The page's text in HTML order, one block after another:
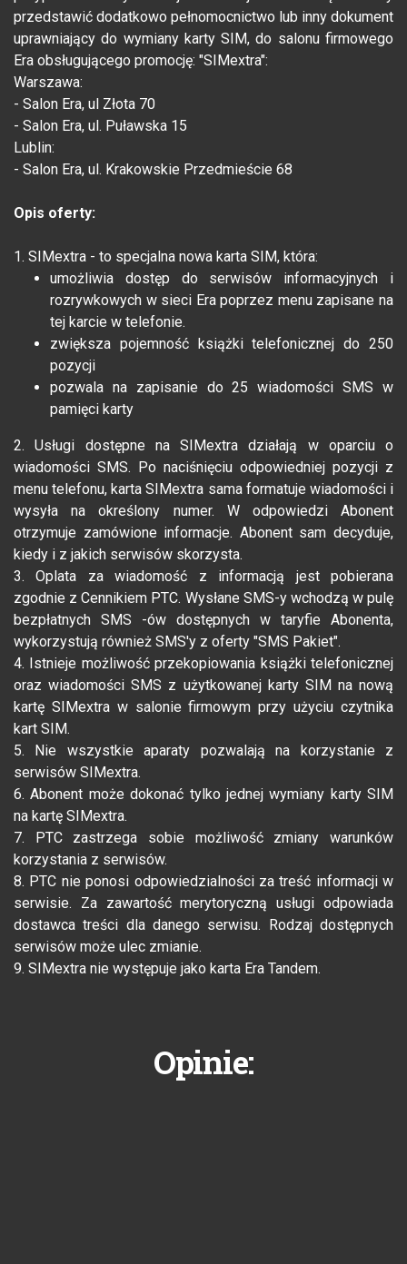
przedstawić dodatkowo pełnomocnictwo lub inny dokument
uprawniający do wymiany karty SIM, do salonu firmowego
Era obsługującego promocję: "SIMextra":
Warszawa:
- Salon Era, ul Złota 70
- Salon Era, ul. Puławska 15
Lublin:
- Salon Era, ul. Krakowskie Przedmieście 68
Opis oferty:
1. SIMextra - to specjalna nowa karta SIM, która:
umożliwia dostęp do serwisów informacyjnych i
rozrywkowych w sieci Era poprzez menu zapisane na
tej karcie w telefonie.
zwiększa pojemność książki telefonicznej do 250
pozycji
pozwala na zapisanie do 25 wiadomości SMS w
pamięci karty
2. Usługi dostępne na SIMextra działają w oparciu o
wiadomości SMS. Po naciśnięciu odpowiedniej pozycji z
menu telefonu, karta SIMextra sama formatuje wiadomości i
wysyła na określony numer. W odpowiedzi Abonent
otrzymuje zamówione informacje. Abonent sam decyduje,
kiedy i z jakich serwisów skorzysta.
3. Oplata za wiadomość z informacją jest pobierana
zgodnie z Cennikiem PTC. Wysłane SMS-y wchodzą w pulę
bezpłatnych SMS -ów dostępnych w taryfie Abonenta,
wykorzystują również SMS'y z oferty "SMS Pakiet".
4. Istnieje możliwość przekopiowania książki telefonicznej
oraz wiadomości SMS z użytkowanej karty SIM na nową
kartę SIMextra w salonie firmowym przy użyciu czytnika
kart SIM.
5. Nie wszystkie aparaty pozwalają na korzystanie z
serwisów SIMextra.
6. Abonent może dokonać tylko jednej wymiany karty SIM
na kartę SIMextra.
7. PTC zastrzega sobie możliwość zmiany warunków
korzystania z serwisów.
8. PTC nie ponosi odpowiedzialności za treść informacji w
serwisie. Za zawartość merytoryczną usługi odpowiada
dostawca treści dla danego serwisu. Rodzaj dostępnych
serwisów może ulec zmianie.
9. SIMextra nie występuje jako karta Era Tandem.
Opinie: